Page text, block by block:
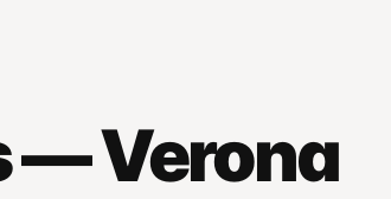
— Verona